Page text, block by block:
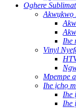
Oghere
Akwụkwọ
Ihe
Vinyl
Mpempe
Ihe ịchọ
Ihe
Ihe